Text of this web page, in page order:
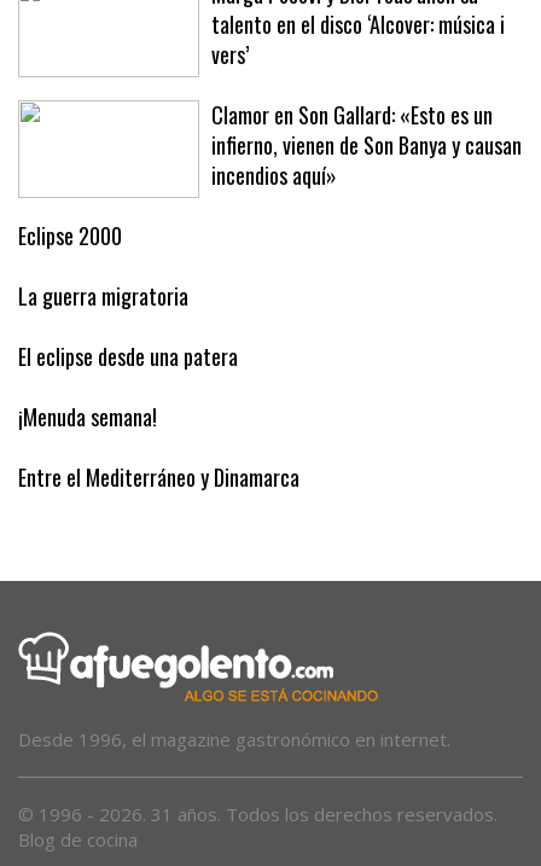
Marga Pocoví y Biel Tous unen su
talento en el disco ‘Alcover: música i
vers’
Clamor en Son Gallard: «Esto es un
infierno, vienen de Son Banya y causan
Eclipse 2000
La guerra migratoria
El eclipse desde una patera
¡Menuda semana!